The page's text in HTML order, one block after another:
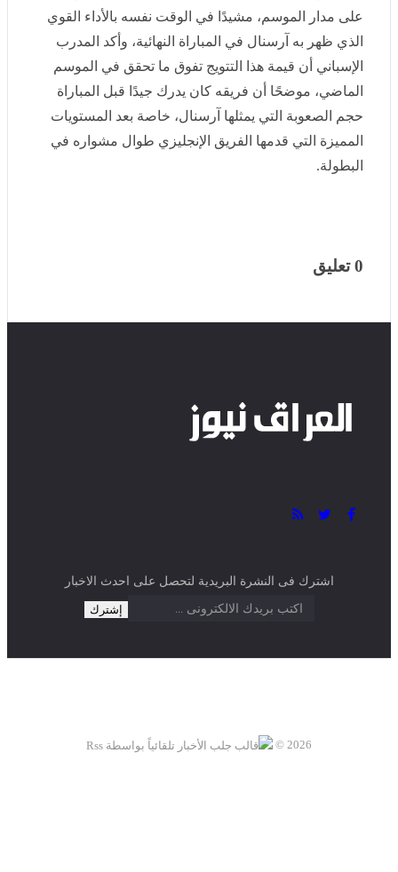
هذا التتويج تفوق ما تحقق في الموسم الماضي، موضحًا أن
فريقه كان يدرك جيدًا قبل المباراة حجم الصعوبة التي يمثلها
آرسنال، خاصة بعد المستويات المميزة التي قدمها الفريق
الإنجليزي طوال مشواره في البطولة.